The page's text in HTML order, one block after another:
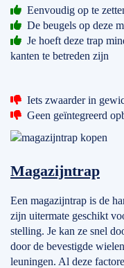
Eenvoudig op te
De beugels op deze
Je hoeft deze trap
kanten te betreden zijn
Iets zwaarder in
Geen geïntegreerd
Magazijntrap
Een magazijntrap is de
zijn uitermate geschikt
stelling. Je kan ze snel
door de bevestigde
leuningen. Al deze